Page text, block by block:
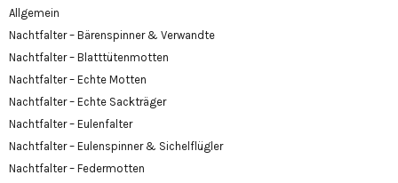
Allgemein
Nachtfalter – Bärenspinner & Verwandte
Nachtfalter – Blatttütenmotten
Nachtfalter – Echte Motten
Nachtfalter – Echte Sackträger
Nachtfalter – Eulenfalter
Nachtfalter – Eulenspinner & Sichelflügler
Nachtfalter – Federmotten